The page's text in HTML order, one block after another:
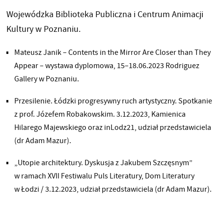
Wojewódzka Biblioteka Publiczna i Centrum Animacji
Kultury w Poznaniu.
Mateusz Janik – Contents in the Mirror Are Closer than They
Appear – wystawa dyplomowa, 15–18.06.2023 Rodriguez
Gallery w Poznaniu.
Przesilenie. Łódzki progresywny ruch artystyczny. Spotkanie
z prof. Józefem Robakowskim. 3.12.2023, Kamienica
Hilarego Majewskiego oraz inLodz21, udział przedstawiciela
(dr Adam Mazur).
„Utopie architektury. Dyskusja z Jakubem Szczęsnym”
w ramach XVII Festiwalu Puls Literatury, Dom Literatury
w Łodzi / 3.12.2023, udział przedstawiciela (dr Adam Mazur).